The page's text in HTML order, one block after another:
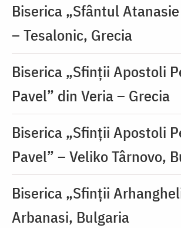
Biserica „Sfântul
– Tesalonic, Grecia
Biserica „Sfinții Apostoli
Pavel” din Veria – Grecia
Biserica „Sfinții Apostoli
Pavel” – Veliko Târnovo,
Biserica „Sfinții
Arbanasi, Bulgaria